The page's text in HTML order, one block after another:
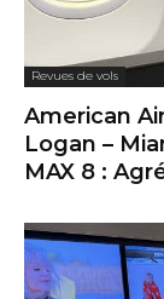
Revues de vols
American
Logan –
MAX 8 :